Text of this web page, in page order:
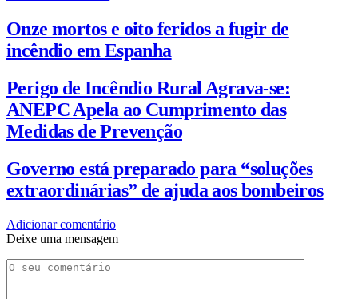
Onze mortos e oito feridos a fugir de
incêndio em Espanha
Perigo de Incêndio Rural Agrava-se:
ANEPC Apela ao Cumprimento das
Medidas de Prevenção
Governo está preparado para “soluções
extraordinárias” de ajuda aos bombeiros
Adicionar comentário
Deixe uma mensagem